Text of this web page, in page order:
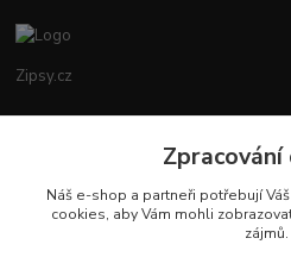
Zipsy.cz
+420774877333
obchod@zipsy.cz
Zpracování
Náš e-shop a partneři potřebují Váš
cookies, aby Vám mohli
zájmů.